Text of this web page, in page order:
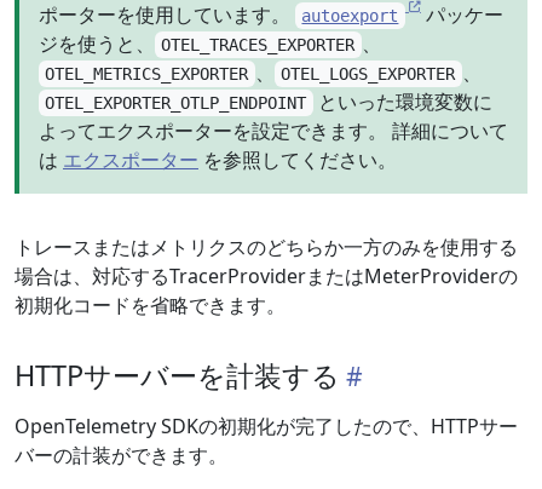
ポーターを使用しています。
autoexport
パッケー
ジを使うと、
OTEL_TRACES_EXPORTER 、
OTEL_METRICS_EXPORTER 、 OTEL_LOGS_EXPORTER 、
OTEL_EXPORTER_OTLP_ENDPOINT といった環境変数に
よってエクスポーターを設定できます。 詳細について
は エクスポーター を参照してください。
トレースまたはメトリクスのどちらか一方のみを使用する
場合は、対応するTracerProviderまたはMeterProviderの
初期化コードを省略できます。
HTTPサーバーを計装する
OpenTelemetry SDKの初期化が完了したので、HTTPサー
バーの計装ができます。